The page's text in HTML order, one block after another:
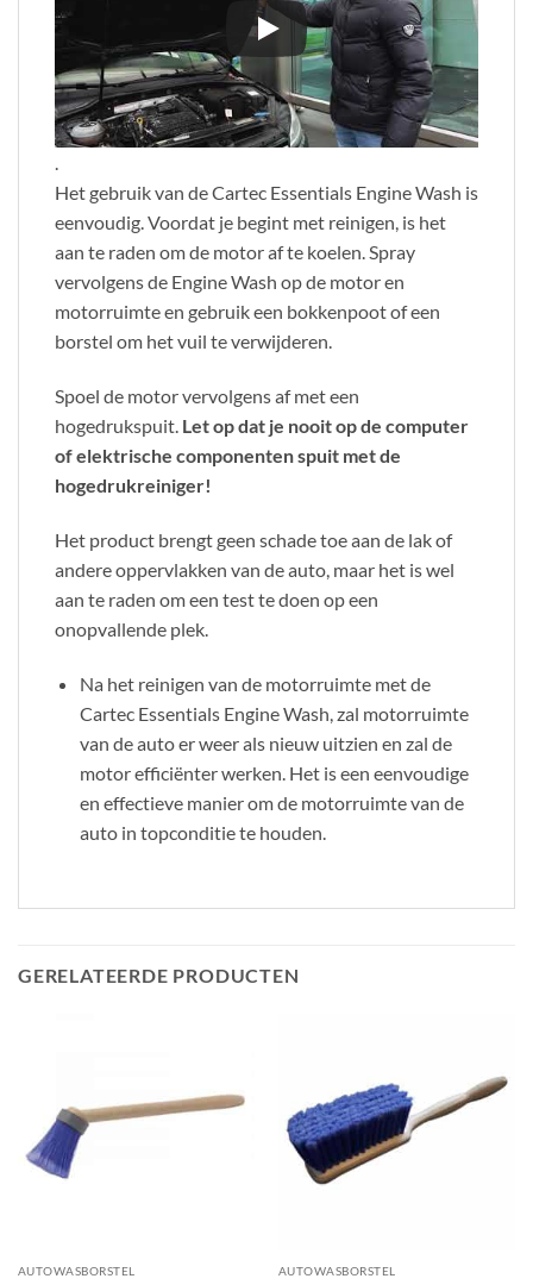
.
Het gebruik van de Cartec Essentials Engine Wash is
eenvoudig. Voordat je begint met reinigen, is het
aan te raden om de motor af te koelen. Spray
vervolgens de Engine Wash op de motor en
motorruimte en gebruik een bokkenpoot of een
borstel om het vuil te verwijderen.
Spoel de motor vervolgens af met een
hogedrukspuit. Let op dat je nooit op de computer
of elektrische componenten spuit met de
hogedrukreiniger!
Het product brengt geen schade toe aan de lak of
andere oppervlakken van de auto, maar het is wel
aan te raden om een test te doen op een
onopvallende plek.
Na het reinigen van de motorruimte met de
Cartec Essentials Engine Wash, zal motorruimte
van de auto er weer als nieuw uitzien en zal de
motor efficiënter werken. Het is een eenvoudige
en effectieve manier om de motorruimte van de
auto in topconditie te houden.
GERELATEERDE PRODUCTEN
AUTOWASBORSTEL AUTOWASBORSTEL